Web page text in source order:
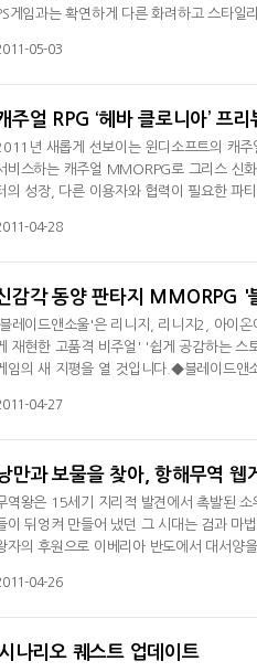
게임과는 확연하게 다른 화려하고 스타
비주얼’ 콘셉의 가상 세계에서 개성 넘치
05-03
주얼 RPG ‘헤바 클로니아’ 프리
년 새롭게 선보이는 윈디소프트의 캐주
비스하는 캐주얼 MMORPG로 그리스 신
의 성장, 다른 이용자와 협력이 필요한 파
이 제공되는 퀘스트를 통한 스토리 진행
04-28
감각 동양 판타지 MMORPG '
레이드앤소울'은 리니지, 리니지2, 아이
재현한 고품격 비주얼' '쉽게 공감하는 스
임의 새 지평을 열 것입니다.◆블레이드앤
명상을 입은 주인공은 자경단의 대사형 도
04-27
만과 보물을 찾아, 항해무역 웹
역왕은 15세기 지리적 발견에서 촉발된
이 뒤엉켜 만들어 냈던 그 시대는 검과 마
자의 후원으로 이베리아 반도에서 대서양
바다를 지배한 영국의 빅토리아 여왕은
04-26
나리오 퀘스트 업데이트